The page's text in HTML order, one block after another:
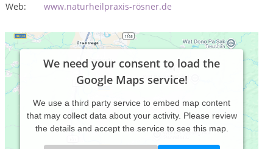
Web:
www.naturheilpraxis-rösner.de
We need your consent to load the
Google Maps service!
We use a third party service to embed map content
that may collect data about your activity. Please review
the details and accept the service to see this map.